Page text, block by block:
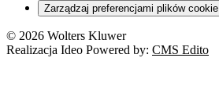
Zarządzaj preferencjami plików cookie
© 2026 Wolters Kluwer
Realizacja Ideo Powered by: CMS Edito